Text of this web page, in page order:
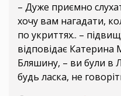
– Дуже приємно
хочу вам нагадати,
по укриттях.. –
відповідає Катерина
Бляшину, – ви були в
будь ласка, не